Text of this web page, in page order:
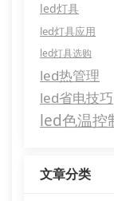
led灯具
led灯具应用
led灯具选购
led热管理
led省电技巧
led色温控
文章分类